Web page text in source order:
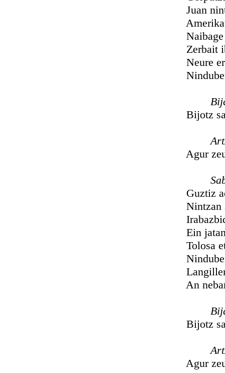
Juan
Naibage
Zerbait
Neure erri
Ninduben
Bijotz
Agur
Guztiz adu
Nintzan an
Irabazbide
Ein jatan
Tolosa
Ninduben
Langillen
An neban
Bijotz
Agur